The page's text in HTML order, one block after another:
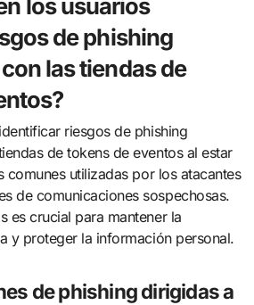
los usuarios
de phishing
las tiendas de
riesgos de phishing
de tokens de eventos al estar
comunes utilizadas por los atacantes
de comunicaciones sospechosas.
es crucial para mantener la
y proteger la información personal.
de phishing dirigidas a